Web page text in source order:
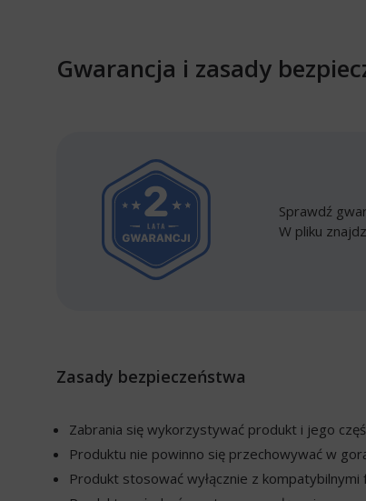
Gwarancja i zasady
Sprawdź
W pliku
Zasady bezpieczeństwa
Zabrania się wykorzystywać produkt i jego
Produktu nie powinno się przechowywać w
Produkt stosować wyłącznie z kompatybilnymi